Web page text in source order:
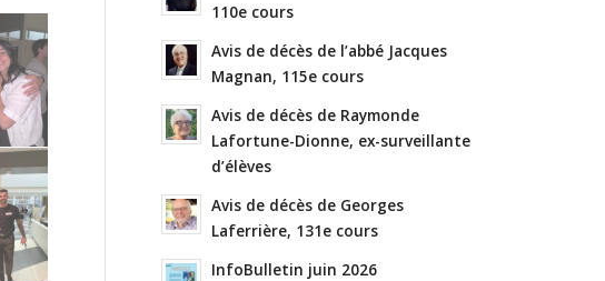
110e cours
Avis de décès de l’abbé Jacques
Magnan, 115e cours
Avis de décès de Raymonde
Lafortune-Dionne, ex-surveillante
d’élèves
Avis de décès de Georges
Laferrière, 131e cours
InfoBulletin juin 2026